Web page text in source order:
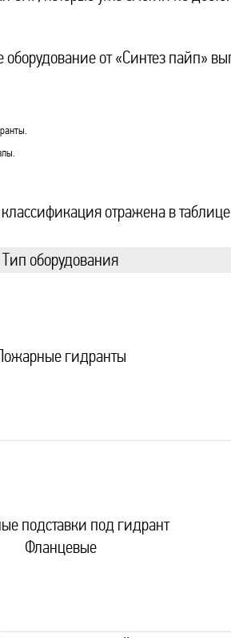
от «Синтез пайп»
отражена в
Тип оборудования
гидранты
подставки под гидрант
Фланцевые